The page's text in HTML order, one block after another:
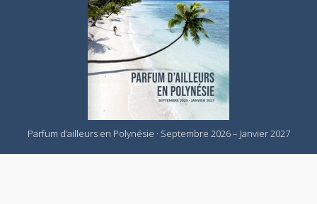
Parfum d’ailleurs en Polynésie · Septembre 2026 – Janvier 2027